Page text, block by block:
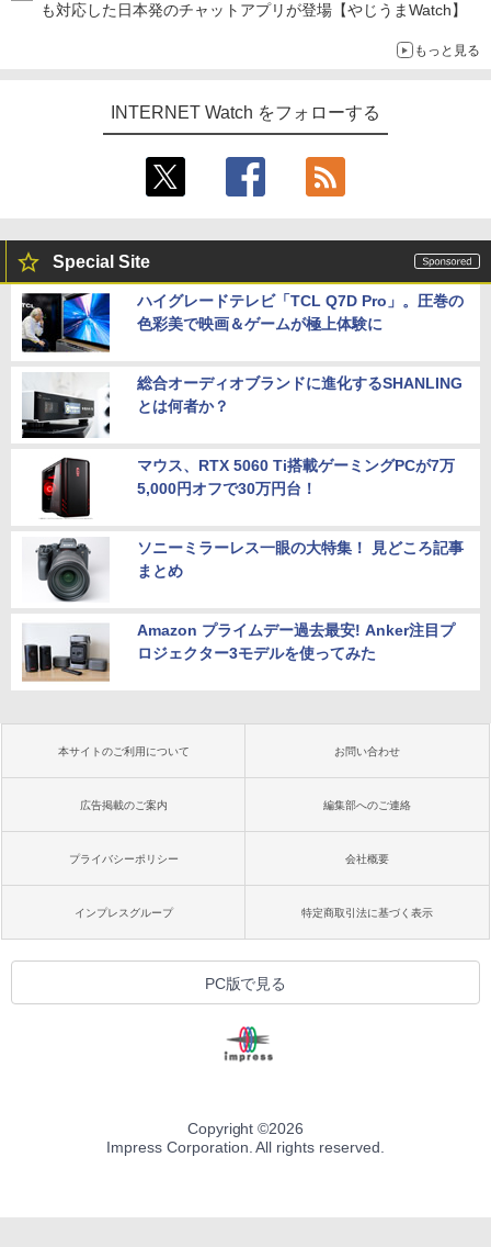
も対応した日本発のチャットアプリが登場【やじうまWatch】
もっと見る
INTERNET Watch をフォローする
Special Site
ハイグレードテレビ「TCL Q7D Pro」。圧巻の
色彩美で映画＆ゲームが極上体験に
総合オーディオブランドに進化するSHANLING
とは何者か？
マウス、RTX 5060 Ti搭載ゲーミングPCが7万
5,000円オフで30万円台！
ソニーミラーレス一眼の大特集！ 見どころ記事
まとめ
Amazon プライムデー過去最安! Anker注目プ
ロジェクター3モデルを使ってみた
本サイトのご利用について お問い合わせ
広告掲載のご案内 編集部へのご連絡
プライバシーポリシー 会社概要
インプレスグループ 特定商取引法に基づく表示
PC版で見る
Copyright ©2026
Impress Corporation. All rights reserved.